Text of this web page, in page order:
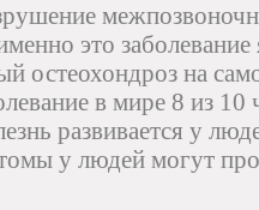
это
остеохондроз на
в мире 8 из 10
развивается у
у людей могут